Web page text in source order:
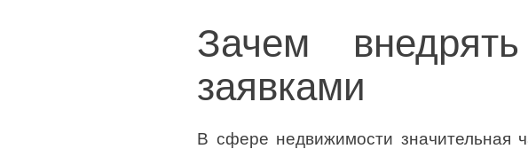
Зачем
заявками
В сфере недвижимости значительная